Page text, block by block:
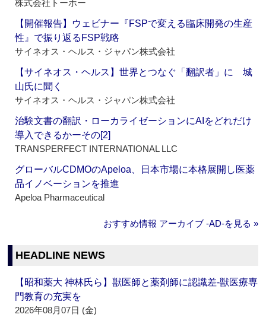
株式会社トーホー
【開催報告】ウェビナー『FSPで変える臨床開発の生産
性』で振り返るFSP戦略
サイネオス・ヘルス・ジャパン株式会社
【サイネオス・ヘルス】世界とつなぐ「翻訳者」に 城
山氏に聞く
サイネオス・ヘルス・ジャパン株式会社
治験文書の翻訳・ローカライゼーションにAIをどれだけ
導入できるかーその[2]
TRANSPERFECT INTERNATIONAL LLC
グローバルCDMOのApeloa、日本市場に本格展開し医薬
品イノベーションを推進
Apeloa Pharmaceutical
おすすめ情報 アーカイブ ‐AD‐を見る »
HEADLINE NEWS
【昭和薬大 神林氏ら】獣医師と薬剤師に認識差‐獣医療専
門教育の充実を
2026年08月07日 (金)